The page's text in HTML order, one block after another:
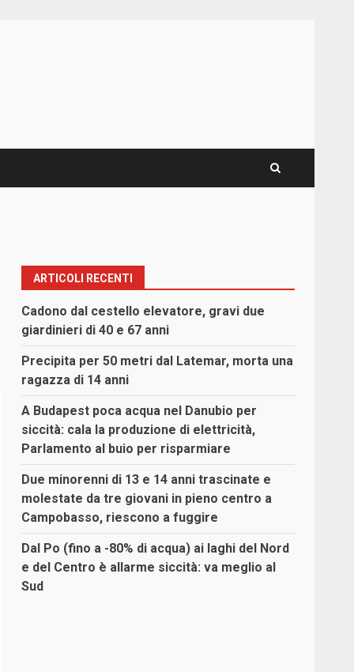
ARTICOLI RECENTI
Cadono dal cestello elevatore, gravi due
giardinieri di 40 e 67 anni
Precipita per 50 metri dal Latemar, morta una
ragazza di 14 anni
A Budapest poca acqua nel Danubio per
siccità: cala la produzione di elettricità,
Parlamento al buio per risparmiare
Due minorenni di 13 e 14 anni trascinate e
molestate da tre giovani in pieno centro a
Campobasso, riescono a fuggire
Dal Po (fino a -80% di acqua) ai laghi del Nord
e del Centro è allarme siccità: va meglio al
Sud